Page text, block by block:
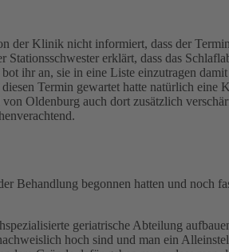
der Klinik nicht informiert, dass der
erklärt, dass das
ihr an, sie in eine Liste einzutragen
Termin gewartet hatte natürlich eine
Oldenburg auch dort zusätzlich
Behandlung begonnen hatten und noch
geriatrische Abteilung
hoch sind und man ein